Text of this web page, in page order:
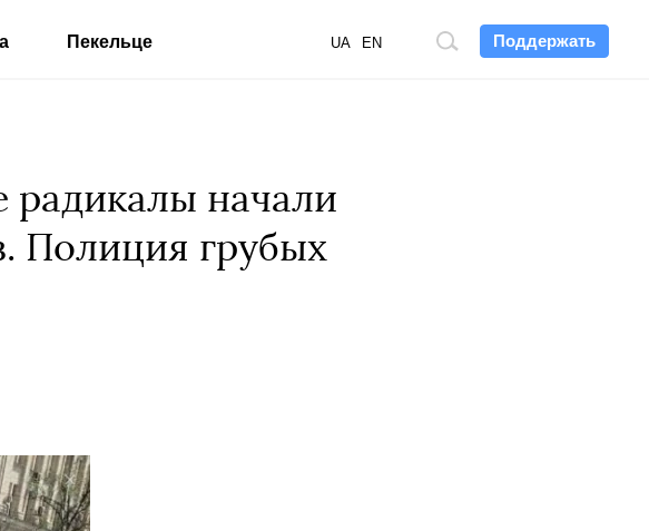
Поддержать
Поиск
UA EN
Пекельце
радикалы начали
Полиция грубых